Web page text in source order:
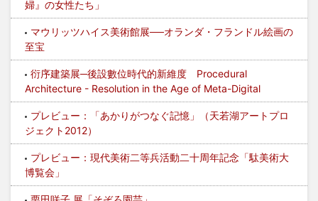
婦』の女性たち」
マウリッツハイス美術館展──オランダ・フランドル絵画の
至宝
衍序建築展─後設數位時代的新維度 Procedural
Architecture - Resolution in the Age of Meta-Digital
プレビュー：「あかりがつなぐ記憶」（天若湖アートプロ
ジェクト2012）
プレビュー：現代美術二等兵活動二十周年記念「駄美術大
博覧会」